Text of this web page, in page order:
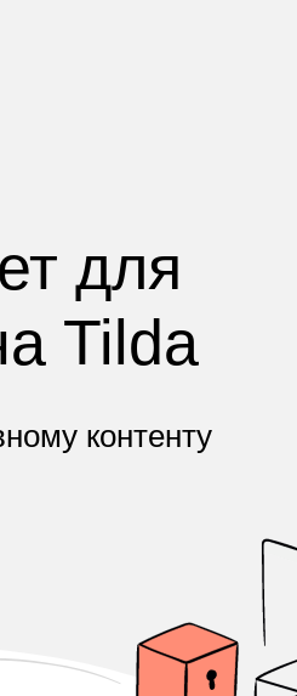
для
Tilda
контенту